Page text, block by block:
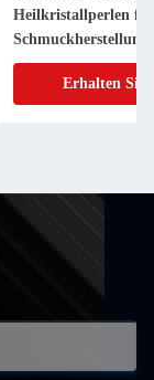
Heilkristallperlen für
Schmuckherstellung
Erhalten Sie